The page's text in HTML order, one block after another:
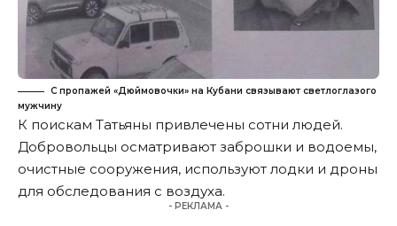
С пропажей «Дюймовочки» на Кубани связывают светлоглазого
мужчину
К поискам Татьяны привлечены сотни людей.
Добровольцы осматривают заброшки и водоемы,
очистные сооружения, используют лодки и дроны
для обследования с воздуха.
- РЕКЛАМА -